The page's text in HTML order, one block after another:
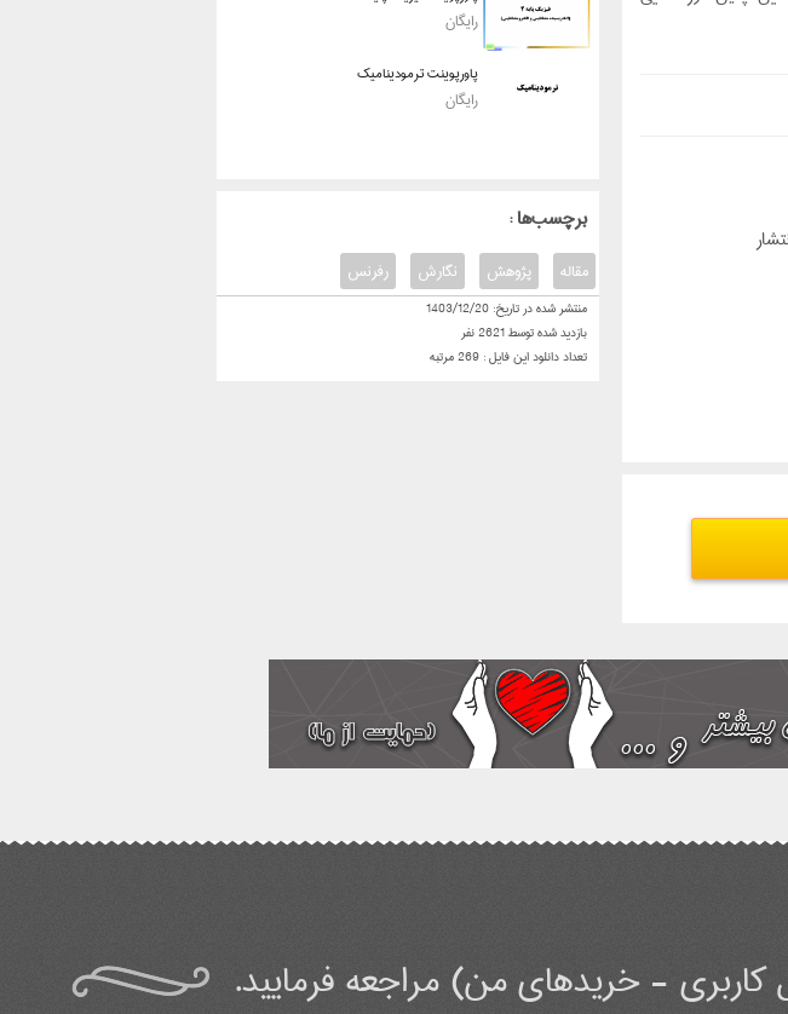
رایگان
پاورپوینت ترمودینامیک
رایگان
: برچسب‌ها
رفرنس نگارش پژوهش مقاله
منتشر شده در تاریخ:1403/12/20
بازدید شده توسط2621نفر
تعداد دانلود این فایل :269مرتبه
- خریدهای من) مراجعه فرمایید.